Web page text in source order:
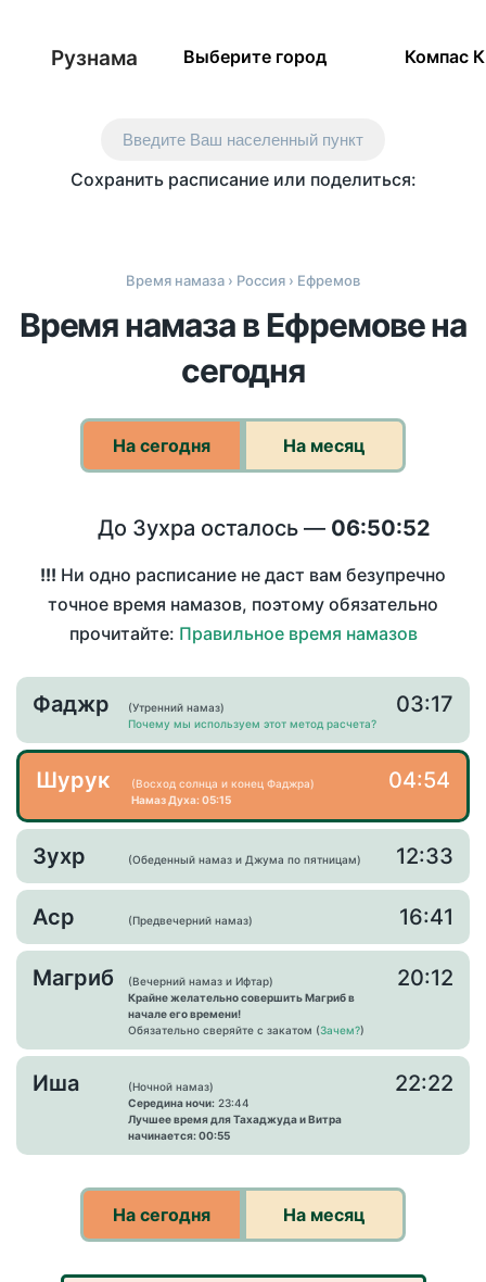
Рузнама Выберите город Компас
Введите Ваш населенный пункт
Сохранить расписание или поделиться:
Время намаза › Россия › Ефремов
Время намаза в Ефремове на
сегодня
На сегодня На месяц
До Зухра осталось — 06:50:52
!!! Ни одно расписание не даст вам безупречно
точное время намазов, поэтому обязательно
прочитайте: Правильное время намазов
Фаджр
(Утренний намаз)
Почему мы используем этот метод расчета?
03:17
Шурук
(Восход солнца и конец Фаджра)
Намаз Духа: 05:15
04:54
Зухр (Обеденный намаз и Джума по пятницам) 12:33
Аср (Предвечерний намаз) 16:41
Магриб
(Вечерний намаз и Ифтар)
Крайне желательно совершить Магриб в
начале его времени!
Обязательно сверяйте с закатом (Зачем?)
20:12
Иша
(Ночной намаз)
Середина ночи: 23:44
Лучшее время для Тахаджуда и Витра
начинается: 00:55
22:22
На сегодня На месяц